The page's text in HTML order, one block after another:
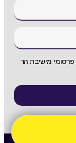
פרסומי מישיבת הר